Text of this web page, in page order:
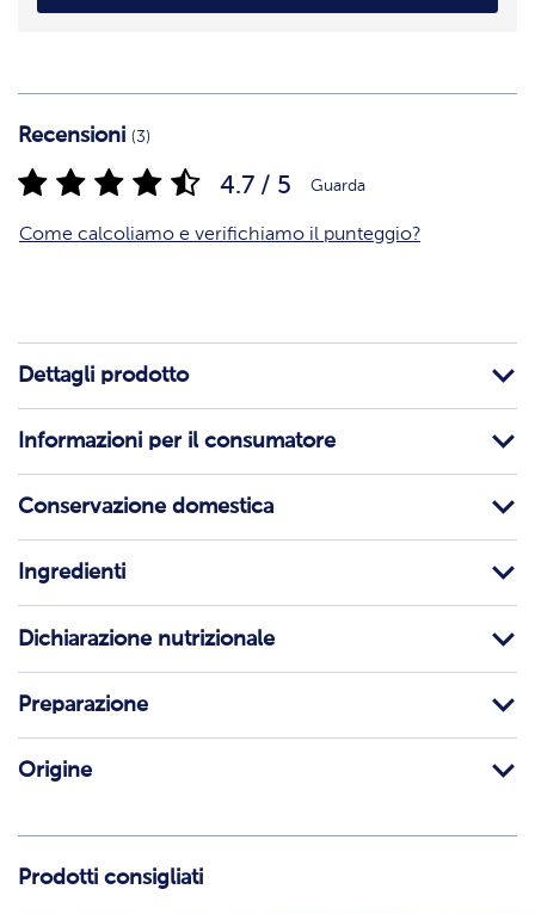
Recensioni (3)
4.7 / 5 Guarda
Come calcoliamo e verifichiamo il punteggio?
Dettagli prodotto
Informazioni per il consumatore
Conservazione domestica
Ingredienti
Dichiarazione nutrizionale
Preparazione
Origine
Prodotti consigliati